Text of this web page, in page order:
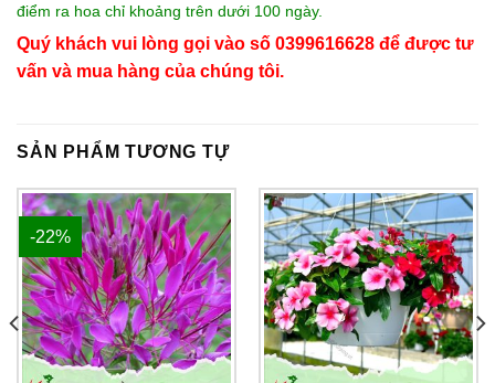
điểm ra hoa chỉ khoảng trên dưới 100 ngày.
Quý khách vui lòng gọi vào số 0399616628 để được tư
vấn và mua hàng của chúng tôi.
SẢN PHẨM TƯƠNG TỰ
-22%